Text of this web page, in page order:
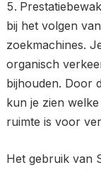
bij het volgen
zoekmachines.
organisch
bijhouden. Door
kun je zien
ruimte is voor
Het gebruik van